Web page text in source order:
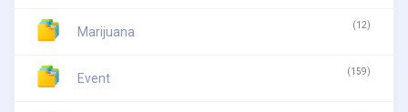
Marijuana (12)
Event (159)